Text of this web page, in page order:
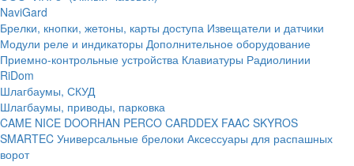
NaviGard
Брелки, кнопки, жетоны, карты доступа Извещатели и датчики
Модули реле и индикаторы Дополнительное оборудование
Приемно-контрольные устройства Клавиатуры Радиолинии
RiDom
Шлагбаумы, СКУД
Шлагбаумы, приводы, парковка
CAME NICE DOORHAN PERCO CARDDEX FAAC SKYROS
SMARTEC Универсальные брелоки Аксессуары для распашных
ворот